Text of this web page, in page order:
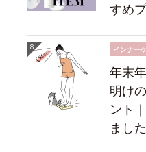
すめ
インナー
年末
明け
ント
ました